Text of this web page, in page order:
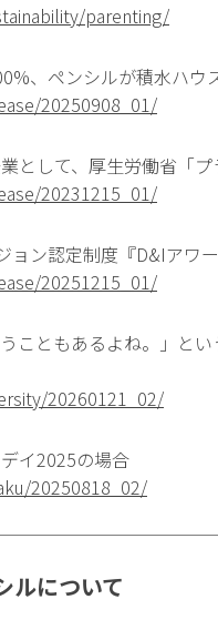
parenting/
、ペンシルが積水ハウ
20250908_01/
として、厚生労働省「
20231215_01/
ョン認定制度『D&Iアワ
20251215_01/
こともあるよね。」と
20260121_02/
イ2025の場合
20250818_02/
ルについて